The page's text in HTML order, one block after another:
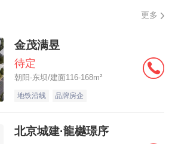
湘潭、岳阳等部分地市规定
，给予7%~10%不同比例的
林）
更多
金茂满昱
待定
朝阳-东坝/建面116-168m²
地铁沿线 品牌房企
北京城建·龍樾璟序